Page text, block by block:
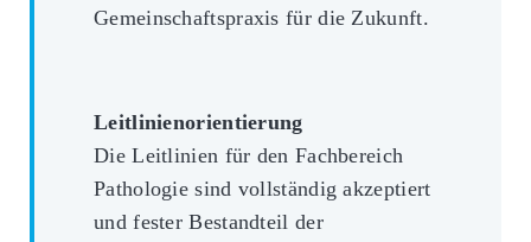
Gemeinschaftspraxis für die Zukunft.
Leitlinienorientierung
Die Leitlinien für den Fachbereich
Pathologie sind vollständig akzeptiert
und fester Bestandteil der